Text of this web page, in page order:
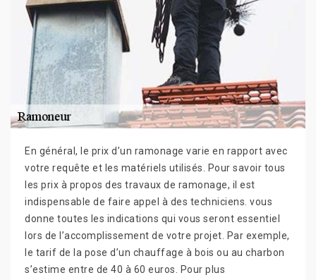
En général, le prix d’un ramonage varie en rapport avec
votre requête et les matériels utilisés. Pour savoir tous
les prix à propos des travaux de ramonage, il est
indispensable de faire appel à des techniciens. vous
donne toutes les indications qui vous seront essentiel
lors de l’accomplissement de votre projet. Par exemple,
le tarif de la pose d’un chauffage à bois ou au charbon
s’estime entre de 40 à 60 euros. Pour plus